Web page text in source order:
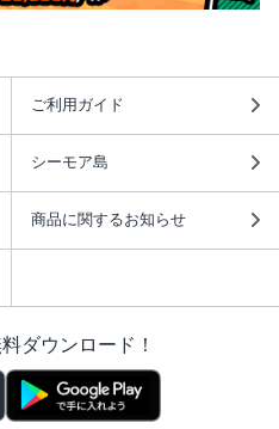
ご利用ガイド
シーモア島
商品に関するお知らせ
ダウンロード！